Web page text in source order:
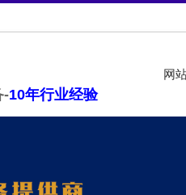
-10年行业经验
网